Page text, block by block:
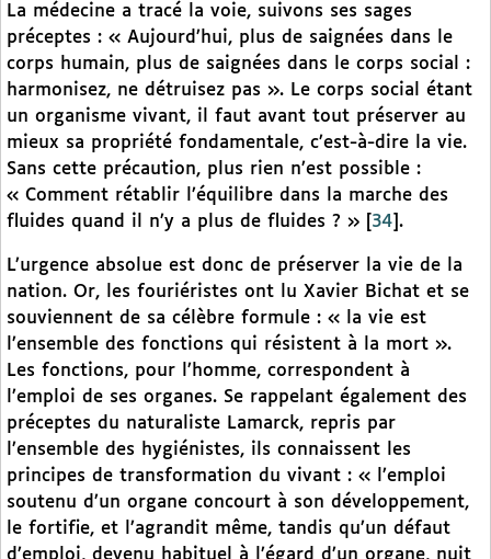
La médecine a tracé la voie, suivons ses sages
préceptes : « Aujourd’hui, plus de saignées dans le
corps humain, plus de saignées dans le corps social :
harmonisez, ne détruisez pas ». Le corps social étant
un organisme vivant, il faut avant tout préserver au
mieux sa propriété fondamentale, c’est-à-dire la vie.
Sans cette précaution, plus rien n’est possible :
« Comment rétablir l’équilibre dans la marche des
fluides quand il n’y a plus de fluides ? »
34 .
L’urgence absolue est donc de préserver la vie de la
nation. Or, les fouriéristes ont lu Xavier Bichat et se
souviennent de sa célèbre formule : « la vie est
l’ensemble des fonctions qui résistent à la mort ».
Les fonctions, pour l’homme, correspondent à
l’emploi de ses organes. Se rappelant également des
préceptes du naturaliste Lamarck, repris par
l’ensemble des hygiénistes, ils connaissent les
principes de transformation du vivant : « l’emploi
soutenu d’un organe concourt à son développement,
le fortifie, et l’agrandit même, tandis qu’un défaut
d’emploi, devenu habituel à l’égard d’un organe, nuit